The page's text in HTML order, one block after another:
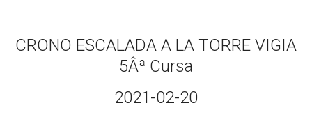
CRONO ESCALADA A LA TORRE VIGIA
5Âª Cursa
2021-02-20